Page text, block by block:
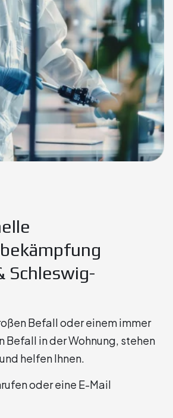
Schleswig-
Befall oder einem immer
Befall in der Wohnung, stehen
helfen Ihnen.
oder eine E-Mail